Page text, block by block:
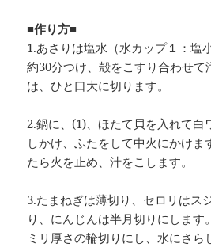
■作り方■
1.あさりは塩水（水カップ１：塩
約30分つけ、殻をこすり合わせて
は、ひと口大に切ります。
2.鍋に、(1)、ほたて貝を入れて白
しかけ、ふたをして中火にかけま
たら火を止め、汁をこします。
3.たまねぎは薄切り、セロリはス
り、にんじんは半月切りにします
ミリ厚さの輪切りにし、水にさら